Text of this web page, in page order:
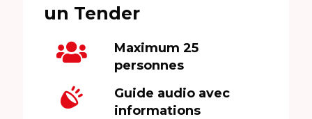
un Tender
Maximum 25
personnes
Guide audio avec
informations